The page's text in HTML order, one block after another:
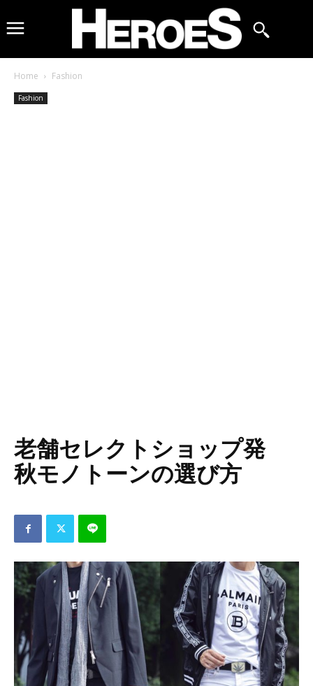
Home Fashion
Fashion
老舗セレクトショップ発
秋モノトーンの選び方